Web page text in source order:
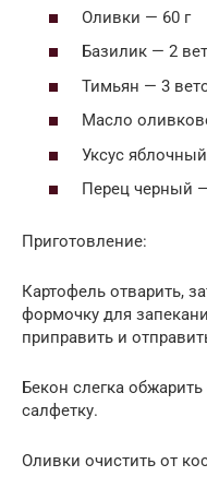
Оливки — 60 г
Базилик — 2
Тимьян — 3
Масло
Уксус
Перец черный
Приготовление:
Картофель отварить,
формочку для
приправить и
Бекон слегка
салфетку.
Оливки очистить от